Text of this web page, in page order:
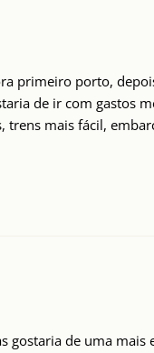
primeiro porto,
de ir com gastos
trens mais fácil,
gostaria de uma mais